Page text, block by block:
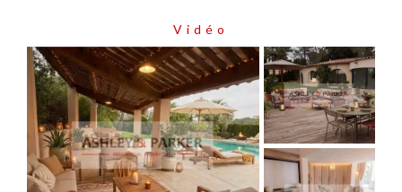
Vidéo